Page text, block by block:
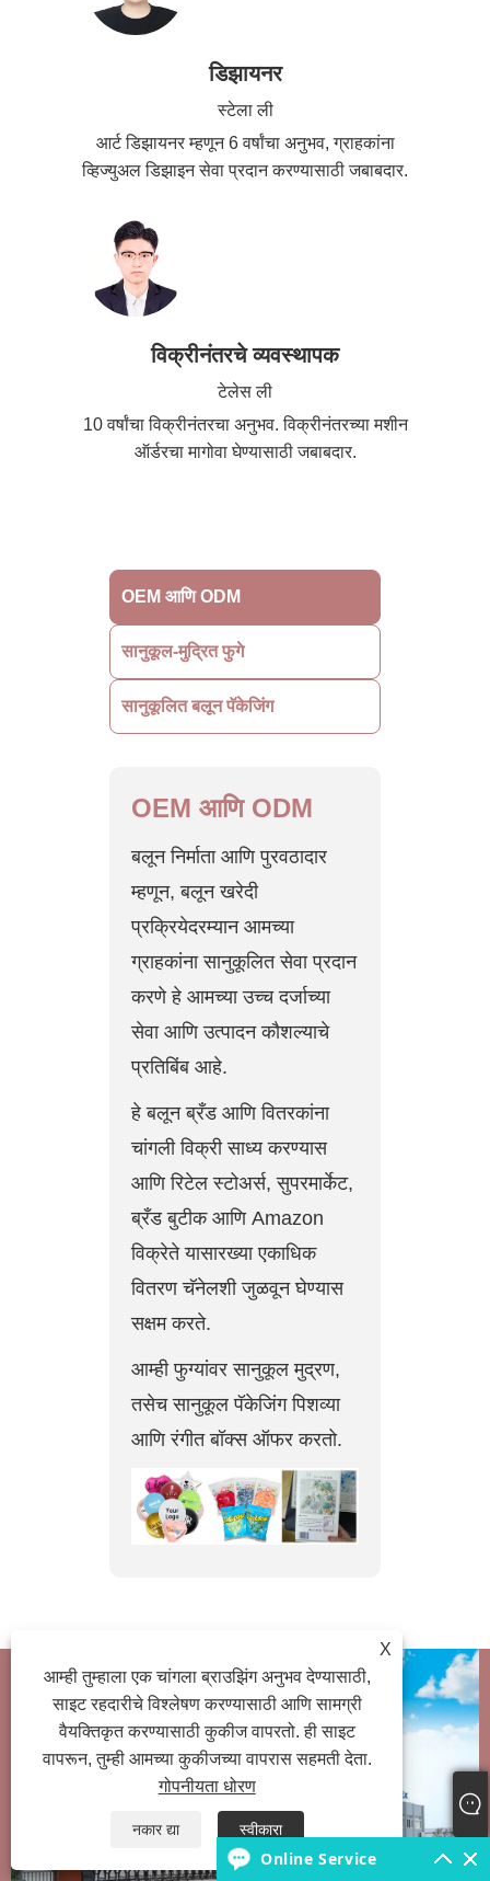
डिझायनर
स्टेला ली
आर्ट डिझायनर म्हणून 6 वर्षांचा अनुभव, ग्राहकांना
व्हिज्युअल डिझाइन सेवा प्रदान करण्यासाठी जबाबदार.
विक्रीनंतरचे व्यवस्थापक
टेलेस ली
10 वर्षांचा विक्रीनंतरचा अनुभव. विक्रीनंतरच्या मशीन
ऑर्डरचा मागोवा घेण्यासाठी जबाबदार.
OEM आणि ODM
सानुकूल-मुद्रित फुगे
सानुकूलित बलून पॅकेजिंग
OEM आणि ODM
बलून निर्माता आणि पुरवठादार
म्हणून, बलून खरेदी
प्रक्रियेदरम्यान आमच्या
ग्राहकांना सानुकूलित सेवा प्रदान
करणे हे आमच्या उच्च दर्जाच्या
सेवा आणि उत्पादन कौशल्याचे
प्रतिबिंब आहे.
हे बलून ब्रँड आणि वितरकांना
चांगली विक्री साध्य करण्यास
आणि रिटेल स्टोअर्स, सुपरमार्केट,
ब्रँड बुटीक आणि Amazon
विक्रेते यासारख्या एकाधिक
वितरण चॅनेलशी जुळवून घेण्यास
सक्षम करते.
आम्ही फुग्यांवर सानुकूल मुद्रण,
तसेच सानुकूल पॅकेजिंग पिशव्या
आणि रंगीत बॉक्स ऑफर करतो.
X
आम्ही तुम्हाला एक चांगला ब्राउझिंग अनुभव देण्यासाठी,
साइट रहदारीचे विश्लेषण करण्यासाठी आणि सामग्री
वैयक्तिकृत करण्यासाठी कुकीज वापरतो. ही साइट
वापरून, तुम्ही आमच्या कुकीजच्या वापरास सहमती देता.
गोपनीयता धोरण
नकार द्या स्वीकारा
Online Service